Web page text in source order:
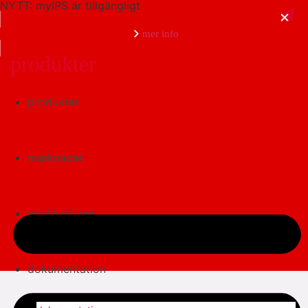
NYTT: myIPS är tillgängligt
mer info
produkter
marknader
applikationer
dokumentation
produkter